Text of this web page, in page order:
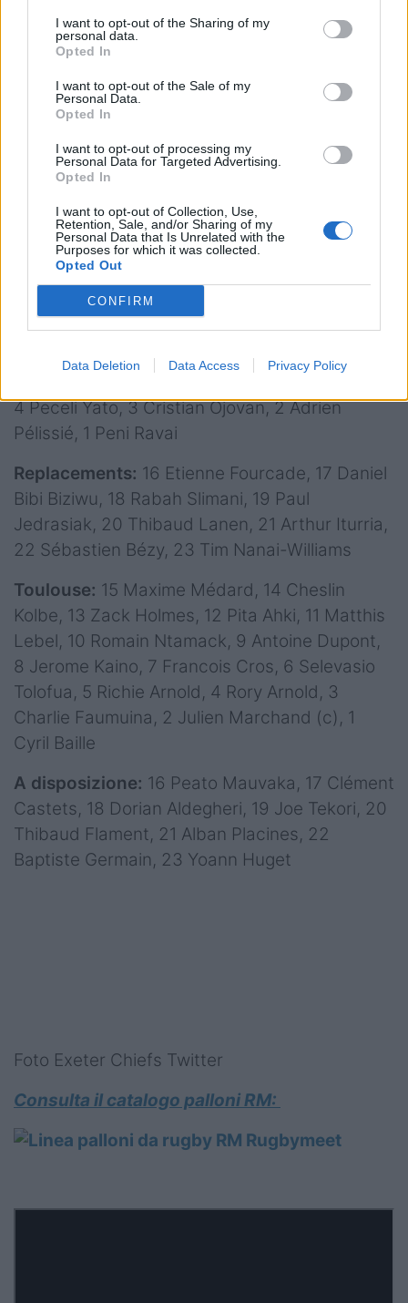
I want to opt-out of the Sharing of my
personal data.
Opted In
I want to opt-out of the Sale of my
Personal Data.
Opted In
I want to opt-out of processing my
Personal Data for Targeted Advertising.
Opted In
I want to opt-out of Collection, Use,
Retention, Sale, and/or Sharing of my
Personal Data that Is Unrelated with the
Purposes for which it was collected.
Opted Out
CONFIRM
Data Deletion Data Access Privacy Policy
Donnacha Ryan, 4 Boris Palu, 3 Cedate Gomes
Sa, 2 Camille Chat, 1 Eddy Ben Arous
A disposizione:16 Teddy Baubigny, 17 Guram
Gogichashvili, 18 Georges Henri Colombe, 19
Luke Jones, 20 Ibrahim Diallo, 21 Teddy
Iribaren, 22 Francois Trinh-Duc, 23 Donovan
Clermont:15 Kotaro Matsushima, 14 Damian
Penaud, 13 George Moala, 12 Wesley Fofana, 11
Alivereti Raka, 10 Camille Lopez (c), 9 Morgan
Parra, 8 Fritz Lee, 7 Alexandre Fischer, 6
4 Peceli Yato, 3 Cristian Ojovan, 2 Adrien
Pélissié, 1 Peni Ravai
Replacements: 16 Etienne Fourcade, 17 Daniel
Bibi Biziwu, 18 Rabah Slimani, 19 Paul
Jedrasiak, 20 Thibaud Lanen, 21 Arthur Iturria,
22 Sébastien Bézy, 23 Tim Nanai-Williams
Toulouse: 15 Maxime Médard, 14 Cheslin
Kolbe, 13 Zack Holmes, 12 Pita Ahki, 11 Matthis
Lebel, 10 Romain Ntamack, 9 Antoine Dupont,
8 Jerome Kaino, 7 Francois Cros, 6 Selevasio
Tolofua, 5 Richie Arnold, 4 Rory Arnold, 3
Charlie Faumuina, 2 Julien Marchand (c), 1
Cyril Baille
A disposizione: 16 Peato Mauvaka, 17 Clément
Castets, 18 Dorian Aldegheri, 19 Joe Tekori, 20
Thibaud Flament, 21 Alban Placines, 22
Baptiste Germain, 23 Yoann Huget
Foto Exeter Chiefs Twitter
Consulta il catalogo palloni RM: